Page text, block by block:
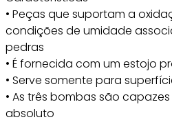
• Peças que suportam a
condições de umidade
pedras
• É fornecida com um estojo
• Serve somente para
• As três bombas são
absoluto